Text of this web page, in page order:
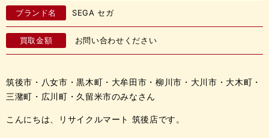
ブランド名 SEGA セガ
買取金額 お問い合わせください
筑後市・八女市・黒木町・大牟田市・柳川市・大川市・大木町・
三潴町・広川町・久留米市のみなさん
こんにちは、リサイクルマート 筑後店です。